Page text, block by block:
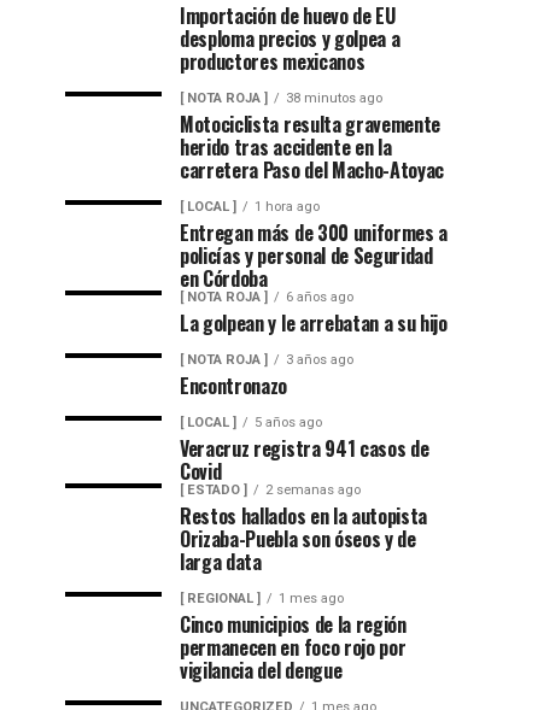
Importación de huevo de EU
desploma precios y golpea a
productores mexicanos
[ NOTA ROJA ] 38 minutos ago
Motociclista resulta gravemente
herido tras accidente en la
carretera Paso del Macho-Atoyac
[ LOCAL ] 1 hora ago
Entregan más de 300 uniformes a
policías y personal de Seguridad
en Córdoba
[ NOTA ROJA ] 6 años ago
La golpean y le arrebatan a su hijo
[ NOTA ROJA ] 3 años ago
Encontronazo
[ LOCAL ] 5 años ago
Veracruz registra 941 casos de
Covid
[ ESTADO ] 2 semanas ago
Restos hallados en la autopista
Orizaba-Puebla son óseos y de
larga data
[ REGIONAL ] 1 mes ago
Cinco municipios de la región
permanecen en foco rojo por
vigilancia del dengue